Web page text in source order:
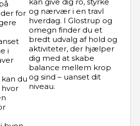
for
i
du
og nærvær i en travl
hverdag. I Glostrup og
omegn finder du et
bredt udvalg af hold og
aktiviteter, der hjælper
dig med at skabe
balance mellem krop
og sind – uanset dit
niveau.